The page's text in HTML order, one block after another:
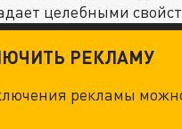
целебными
РЕКЛАМУ
рекламы